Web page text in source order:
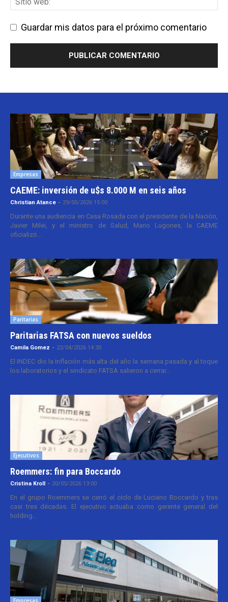
Guardar mis datos para el próximo comentario
Empresas
CAEME: inversión de u$s 8.000 M en seis años
Christian Atance - 29/05/2026 15:00
Durante una audiencia en Casa Rosada con el presidente de la Nación,
Javier Milei, y el ministro de Salud, Mario Lugones, la CAEME
oficializó...
Paritarias
Paritarias FATSA con nuevos sueldos
Camila Gomez - 22/04/2026 14:30
El INDEC dio la inflación más alta del año la semana pasada y al toque
los laboratorios y el sindicato FATSA salieron a cerrar...
Ejecutivos
Roemmers: fin para Boccardo
Cristina Kroll - 20/05/2026 13:00
En el grupo Roemmers se cerró el ciclo de Luciano Boccardo y tras
casi tres décadas. El ejecutivo actuaba como gerente general del
holding...
Empresas